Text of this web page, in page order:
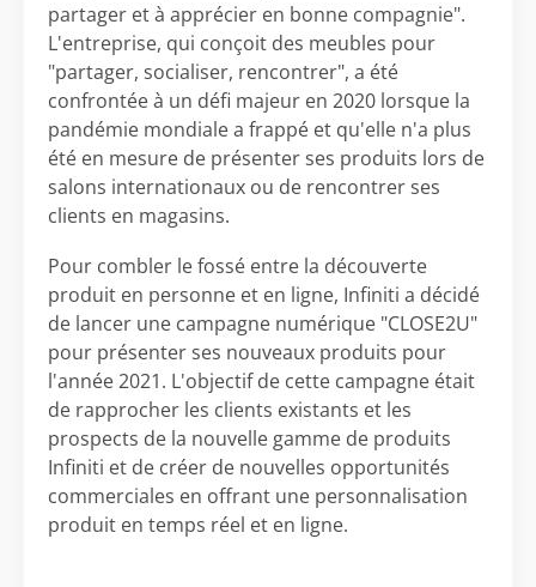
partager et à apprécier en bonne compagnie".
L'entreprise, qui conçoit des meubles pour
"partager, socialiser, rencontrer", a été
confrontée à un défi majeur en 2020 lorsque la
pandémie mondiale a frappé et qu'elle n'a plus
été en mesure de présenter ses produits lors de
salons internationaux ou de rencontrer ses
clients en magasins.
Pour combler le fossé entre la découverte
produit en personne et en ligne, Infiniti a décidé
de lancer une campagne numérique "CLOSE2U"
pour présenter ses nouveaux produits pour
l'année 2021. L'objectif de cette campagne était
de rapprocher les clients existants et les
prospects de la nouvelle gamme de produits
Infiniti et de créer de nouvelles opportunités
commerciales en offrant une personnalisation
produit en temps réel et en ligne.